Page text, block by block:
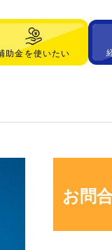
助金を使いたい
お問